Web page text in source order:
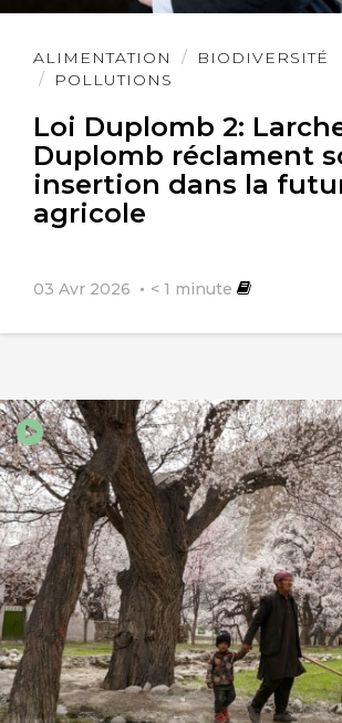
ALIMENTATION
BIODIVERSITÉ
POLLUTIONS
Loi Duplomb 2:
Duplomb réclament
insertion dans la
agricole
03 Avr 2026 < 1 minute
Lire
l'article